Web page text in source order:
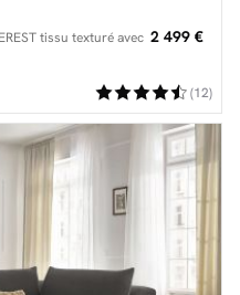
tissu texturé avec 2 499 €
(12)